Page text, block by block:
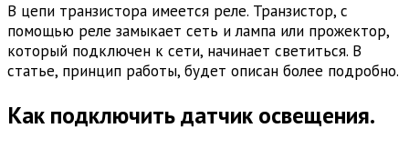
В цепи транзистора имеется реле. Транзистор, с
помощью реле замыкает сеть и лампа или прожектор,
который подключен к сети, начинает светиться. В
статье, принцип работы, будет описан более подробно.
Как подключить датчик освещения.